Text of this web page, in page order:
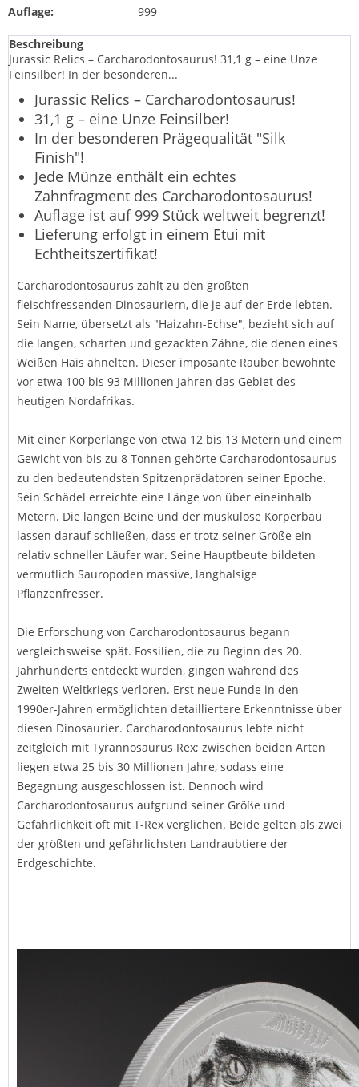
Auflage:
999
Beschreibung
Jurassic Relics – Carcharodontosaurus! 31,1 g – eine Unze
Feinsilber! In der besonderen...
Jurassic Relics – Carcharodontosaurus!
31,1 g – eine Unze Feinsilber!
In der besonderen Prägequalität "Silk
Finish"!
Jede Münze enthält ein echtes
Zahnfragment des Carcharodontosaurus!
Auflage ist auf 999 Stück weltweit begrenzt!
Lieferung erfolgt in einem Etui mit
Echtheitszertifikat!
Carcharodontosaurus zählt zu den größten
fleischfressenden Dinosauriern, die je auf der Erde lebten.
Sein Name, übersetzt als "Haizahn-Echse", bezieht sich auf
die langen, scharfen und gezackten Zähne, die denen eines
Weißen Hais ähnelten. Dieser imposante Räuber bewohnte
vor etwa 100 bis 93 Millionen Jahren das Gebiet des
heutigen Nordafrikas.
Mit einer Körperlänge von etwa 12 bis 13 Metern und einem
Gewicht von bis zu 8 Tonnen gehörte Carcharodontosaurus
zu den bedeutendsten Spitzenprädatoren seiner Epoche.
Sein Schädel erreichte eine Länge von über eineinhalb
Metern. Die langen Beine und der muskulöse Körperbau
lassen darauf schließen, dass er trotz seiner Größe ein
relativ schneller Läufer war. Seine Hauptbeute bildeten
vermutlich Sauropoden massive, langhalsige
Pflanzenfresser.
Die Erforschung von Carcharodontosaurus begann
vergleichsweise spät. Fossilien, die zu Beginn des 20.
Jahrhunderts entdeckt wurden, gingen während des
Zweiten Weltkriegs verloren. Erst neue Funde in den
1990er-Jahren ermöglichten detailliertere Erkenntnisse über
diesen Dinosaurier. Carcharodontosaurus lebte nicht
zeitgleich mit Tyrannosaurus Rex; zwischen beiden Arten
liegen etwa 25 bis 30 Millionen Jahre, sodass eine
Begegnung ausgeschlossen ist. Dennoch wird
Carcharodontosaurus aufgrund seiner Größe und
Gefährlichkeit oft mit T-Rex verglichen. Beide gelten als zwei
der größten und gefährlichsten Landraubtiere der
Erdgeschichte.